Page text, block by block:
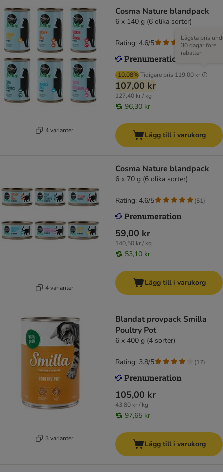
4 varianter
Cosma Nature blandpack
6 x 140 g (6 olika sorter)
-10.08%Tidigare pris 119,00 kr
Lägsta pris
30 dagar före
rabatten
107,00 kr
127,40 kr / kg
96,30 kr
Rating: 4.6/5 (51)
Lägg till i varukorg
4 varianter
Cosma Nature blandpack
6 x 70 g (6 olika sorter)
59,00 kr
140,50 kr / kg
53,10 kr
Rating: 4.6/5 (51)
Lägg till i varukorg
3 varianter
Blandat provpack Smilla
Poultry Pot
6 x 400 g (4 sorter)
105,00 kr
43,80 kr / kg
97,65 kr
Rating: 3.8/5 (17)
Lägg till i varukorg